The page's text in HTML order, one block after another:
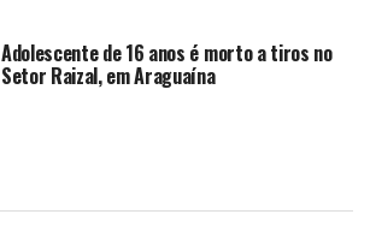
Adolescente de 16 anos é morto a tiros no
Setor Raizal, em Araguaína